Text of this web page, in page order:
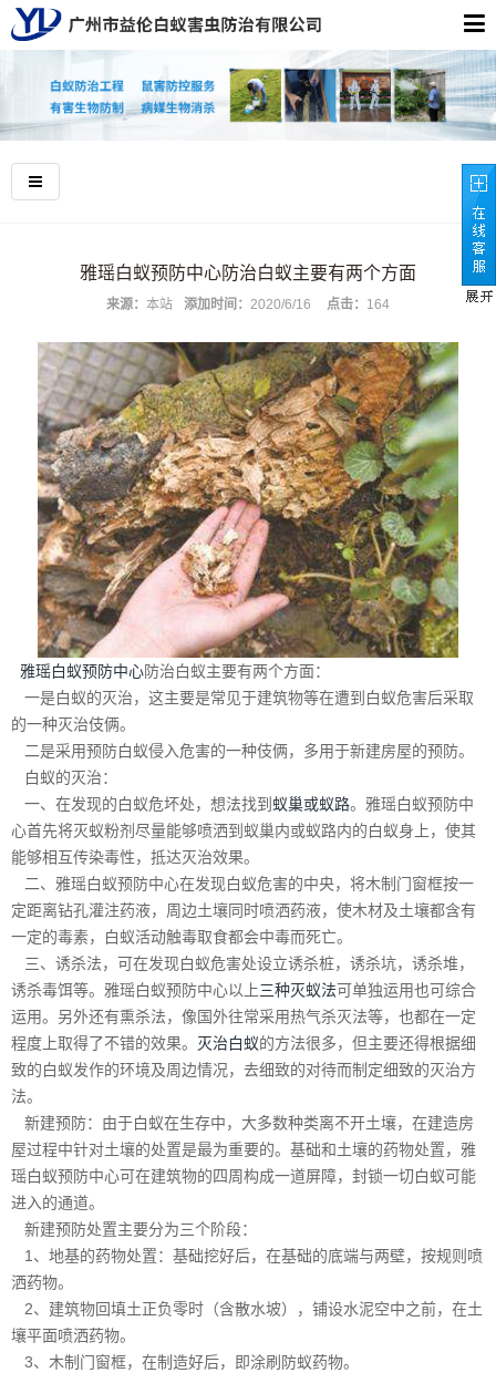
雅瑶白蚁预防中心防治白蚁主要有两个方面
来源： 本站 添加时间： 2020/6/16 点击： 164
雅瑶白蚁预防中心防治白蚁主要有两个方面：
一是白蚁的灭治，这主要是常见于建筑物等在遭到白蚁危害后采取
的一种灭治伎俩。
二是采用预防白蚁侵入危害的一种伎俩，多用于新建房屋的预防。
白蚁的灭治：
一、在发现的白蚁危坏处，想法找到 蚁巢或蚁路。雅瑶白蚁预防中
心首先将灭蚁粉剂尽量能够喷洒到蚁巢内或蚁路内的白蚁身上，使其
能够相互传染毒性，抵达灭治效果。
二、雅瑶白蚁预防中心在发现白蚁危害的中央，将木制门窗框按一
定距离钻孔灌注药液，周边土壤同时喷洒药液，使木材及土壤都含有
一定的毒素，白蚁活动触毒取食都会中毒而死亡。
三、诱杀法，可在发现白蚁危害处设立诱杀桩，诱杀坑，诱杀堆，
诱杀毒饵等。雅瑶白蚁预防中心以上三种灭蚁法可单独运用也可综合
运用。另外还有熏杀法，像国外往常采用热气杀灭法等，也都在一定
程度上取得了不错的效果。 灭治白蚁的方法很多，但主要还得根据细
致的白蚁发作的环境及周边情况，去细致的对待而制定细致的灭治方
法。
新建预防：由于白蚁在生存中，大多数种类离不开土壤，在建造房
屋过程中针对土壤的处置是最为重要的。基础和土壤的药物处置，雅
瑶白蚁预防中心可在建筑物的四周构成一道屏障，封锁一切白蚁可能
进入的通道。
新建预防处置主要分为三个阶段：
1、地基的药物处置：基础挖好后，在基础的底端与两壁，按规则喷
洒药物。
2、建筑物回填土正负零时（含散水坡），铺设水泥空中之前，在土
壤平面喷洒药物。
3、木制门窗框，在制造好后，即涂刷防蚁药物。